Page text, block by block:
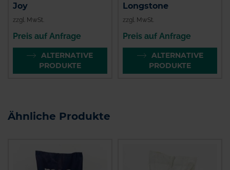
Joy
zzgl. MwSt.
Preis auf Anfrage
ALTERNATIVE
PRODUKTE
Longstone
zzgl. MwSt.
Preis auf Anfrage
ALTERNATIVE
PRODUKTE
Ähnliche Produkte